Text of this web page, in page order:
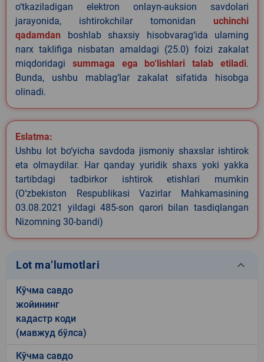
o‘tkaziladigan elektron onlayn-auksion savdolari
jarayonida, ishtirokchilar tomonidan uchinchi
qadamdan boshlab shaxsiy hisobvarag‘ida ularning
narx taklifiga nisbatan amaldagi (25.0) foizi zakalat
miqdoridagi summaga ega bo‘lishlari talab etiladi.
Bunda, ushbu mablag‘lar zakalat sifatida hisobga
olinadi.
Eslatma:
Ushbu lot bo‘yicha savdoda jismoniy shaxslar ishtirok
eta olmaydilar. Har qanday yuridik shaxs yoki yakka
tartibdagi tadbirkor ishtirok etishlari mumkin
(O‘zbekiston Respublikasi Vazirlar Mahkamasining
03.08.2021 yildagi 485-son qarori bilan tasdiqlangan
Nizomning 30-bandi)
Lot ma’lumotlari keyboard_arrow_down
Кўчма савдо
жойининг
кадастр коди
(мавжуд бўлса)
Кўчма савдо